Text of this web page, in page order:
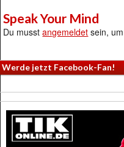
Speak Your Mind
Du musstangemeldet sein,
Werde jetzt Facebook-Fan!